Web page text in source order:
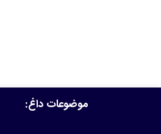
موضوعات داغ: